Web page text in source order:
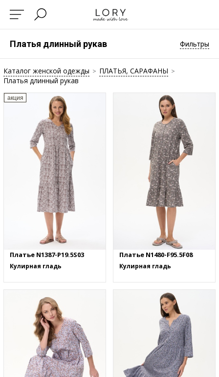
Платья длинный рукав Фильтры
Каталог женской одежды > ПЛАТЬЯ, САРАФАНЫ >
Платья длинный рукав
акция
Платье N1387-P19.5S03
Кулирная гладь
Платье N1480-F95.5F08
Кулирная гладь